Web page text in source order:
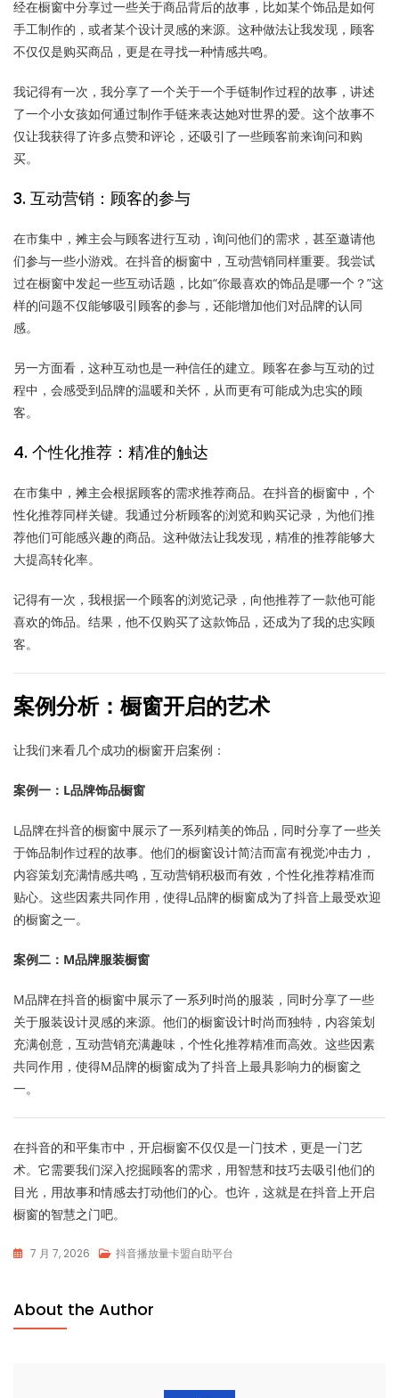
经在橱窗中分享过一些关于商品背后的故事，比如某个饰品是如何
手工制作的，或者某个设计灵感的来源。这种做法让我发现，顾客
不仅仅是购买商品，更是在寻找一种情感共鸣。
我记得有一次，我分享了一个关于一个手链制作过程的故事，讲述
了一个小女孩如何通过制作手链来表达她对世界的爱。这个故事不
仅让我获得了许多点赞和评论，还吸引了一些顾客前来询问和购
买。
3. 互动营销：顾客的参与
在市集中，摊主会与顾客进行互动，询问他们的需求，甚至邀请他
们参与一些小游戏。在抖音的橱窗中，互动营销同样重要。我尝试
过在橱窗中发起一些互动话题，比如“你最喜欢的饰品是哪一个？”这
样的问题不仅能够吸引顾客的参与，还能增加他们对品牌的认同
感。
另一方面看，这种互动也是一种信任的建立。顾客在参与互动的过
程中，会感受到品牌的温暖和关怀，从而更有可能成为忠实的顾
客。
4. 个性化推荐：精准的触达
在市集中，摊主会根据顾客的需求推荐商品。在抖音的橱窗中，个
性化推荐同样关键。我通过分析顾客的浏览和购买记录，为他们推
荐他们可能感兴趣的商品。这种做法让我发现，精准的推荐能够大
大提高转化率。
记得有一次，我根据一个顾客的浏览记录，向他推荐了一款他可能
喜欢的饰品。结果，他不仅购买了这款饰品，还成为了我的忠实顾
客。
案例分析：橱窗开启的艺术
让我们来看几个成功的橱窗开启案例：
案例一：L品牌饰品橱窗
L品牌在抖音的橱窗中展示了一系列精美的饰品，同时分享了一些关
于饰品制作过程的故事。他们的橱窗设计简洁而富有视觉冲击力，
内容策划充满情感共鸣，互动营销积极而有效，个性化推荐精准而
贴心。这些因素共同作用，使得L品牌的橱窗成为了抖音上最受欢迎
的橱窗之一。
案例二：M品牌服装橱窗
M品牌在抖音的橱窗中展示了一系列时尚的服装，同时分享了一些
关于服装设计灵感的来源。他们的橱窗设计时尚而独特，内容策划
充满创意，互动营销充满趣味，个性化推荐精准而高效。这些因素
共同作用，使得M品牌的橱窗成为了抖音上最具影响力的橱窗之
一。
在抖音的和平集市中，开启橱窗不仅仅是一门技术，更是一门艺
术。它需要我们深入挖掘顾客的需求，用智慧和技巧去吸引他们的
目光，用故事和情感去打动他们的心。也许，这就是在抖音上开启
橱窗的智慧之门吧。
7 月 7, 2026 抖音播放量卡盟自助平台
About the Author